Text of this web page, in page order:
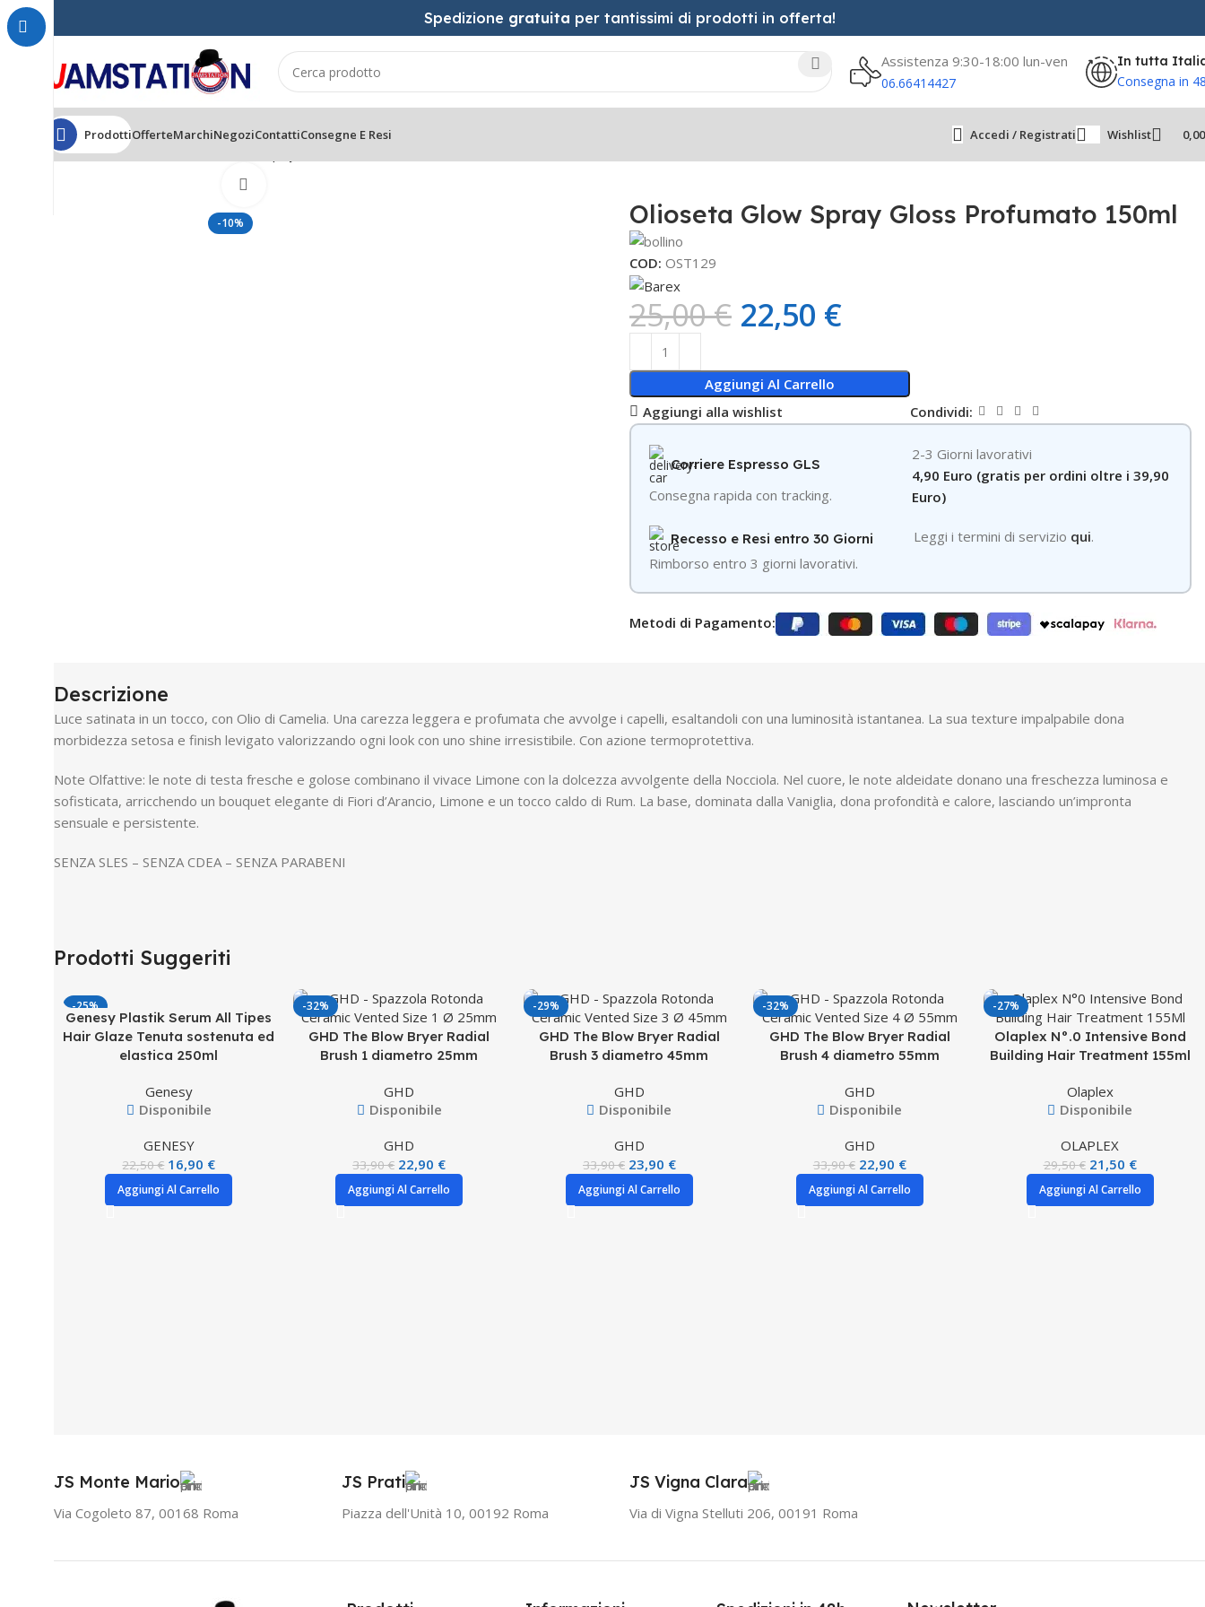
Spedizione gratuita per tantissimi di prodotti in offerta!
Assistenza 9:30-18:00 lun-ven
06.66414427
In tutta
Consegna in
ProdottiOfferteMarchiNegoziContattiConsegne E Resi Accedi / Registrati Wishlist
Home CAPELLI
-10% Olioseta Glow Spray Gloss Profumato 150ml
COD: OST129
25,00€ 22,50 €
Aggiungi Al Carrello
Aggiungi alla wishlist
Condividi:
Corriere Espresso GLS
Consegna rapida con tracking.
2-3 Giorni lavorativi
4,90 Euro (gratis per ordini oltre i 39,90
Euro)
Recesso e Resi entro 30 Giorni
Rimborso entro 3 giorni lavorativi.
Leggi i termini di servizio qui.
Metodi di Pagamento:
Descrizione
Luce satinata in un tocco, con Olio di Camelia. Una carezza leggera e profumata che avvolge i capelli, esaltandoli con una luminosità istantanea. La sua texture impalpabile dona
morbidezza setosa e finish levigato valorizzando ogni look con uno shine irresistibile. Con azione termoprotettiva.
Note Olfattive: le note di testa fresche e golose combinano il vivace Limone con la dolcezza avvolgente della Nocciola. Nel cuore, le note aldeidate donano una freschezza luminosa e
sofisticata, arricchendo un bouquet elegante di Fiori d’Arancio, Limone e un tocco caldo di Rum. La base, dominata dalla Vaniglia, dona profondità e calore, lasciando un’impronta
sensuale e persistente.
SENZA SLES – SENZA CDEA – SENZA PARABENI
Prodotti Suggeriti
-25%
Genesy Plastik Serum All Tipes
Hair Glaze Tenuta sostenuta ed
elastica 250ml
Genesy
Disponibile
GENESY
22,50€ 16,90 €
Aggiungi Al Carrello
-32%
GHD The Blow Bryer Radial
Brush 1 diametro 25mm
GHD
Disponibile
GHD
33,90€ 22,90 €
Aggiungi Al Carrello
-29%
GHD The Blow Bryer Radial
Brush 3 diametro 45mm
GHD
Disponibile
GHD
33,90€ 23,90 €
Aggiungi Al Carrello
-32%
GHD The Blow Bryer Radial
Brush 4 diametro 55mm
GHD
Disponibile
GHD
33,90€ 22,90 €
Aggiungi Al Carrello
-27%
Olaplex N°.0 Intensive Bond
Building Hair Treatment 155ml
Olaplex
Disponibile
OLAPLEX
29,50€ 21,50 €
Aggiungi Al Carrello
JS Monte Mario
Via Cogoleto 87, 00168 Roma
JS Prati
Piazza dell'Unità 10, 00192 Roma
JS Vigna Clara
Via di Vigna Stelluti 206, 00191 Roma